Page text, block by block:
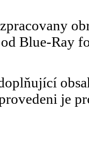
Blue-Ray
je